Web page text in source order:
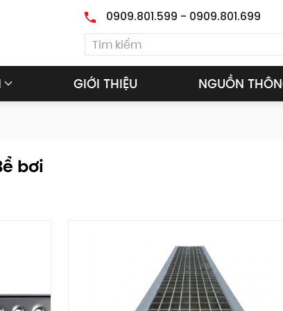
0909.801.599 - 0909.801.699
GIỚI THIỆU NGUỒN
bơi